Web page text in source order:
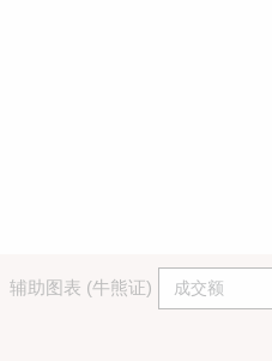
辅助图表 (牛熊证)